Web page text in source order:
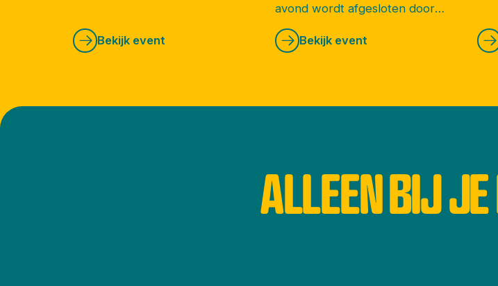
Bekijk event
avond wordt afgesloten door
Eileen.Bekijk event
ALLEEN BIJ